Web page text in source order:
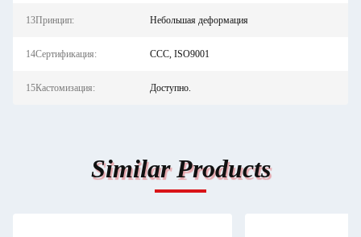
13Принцип: Небольшая деформация
14Сертификация: CCC, ISO9001
15Кастомизация: Доступно.
Similar Products